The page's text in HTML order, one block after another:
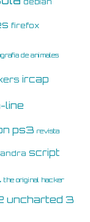
firefox
de animales
ircap
line
ps3 revista
script
the original hacker
uncharted 3